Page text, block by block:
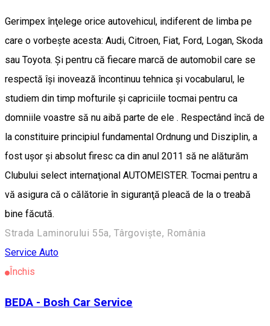
Gerimpex înţelege orice autovehicul, indiferent de limba pe
care o vorbeşte acesta: Audi, Citroen, Fiat, Ford, Logan, Skoda
sau Toyota. Şi pentru că fiecare marcă de automobil care se
respectă îşi inovează încontinuu tehnica şi vocabularul, le
studiem din timp mofturile şi capriciile tocmai pentru ca
domniile voastre să nu aibă parte de ele . Respectând încă de
la constituire principiul fundamental Ordnung und Disziplin, a
fost uşor şi absolut firesc ca din anul 2011 să ne alăturăm
Clubului select internaţional AUTOMEISTER. Tocmai pentru a
vă asigura că o călătorie în siguranţă pleacă de la o treabă
bine făcută.
Strada Laminorului 55a, Târgoviște, România
Service Auto
Închis
BEDA - Bosh Car Service